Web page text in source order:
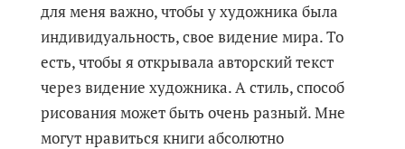
для меня важно, чтобы у художника была
индивидуальность, свое видение мира. То
есть, чтобы я открывала авторский текст
через видение художника. А стиль, способ
рисования может быть очень разный. Мне
могут нравиться книги абсолютно